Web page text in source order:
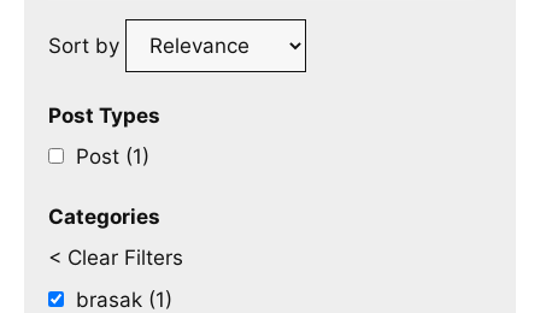
Sort by
Post Types
Post (1)
Categories
< Clear Filters
brasak (1)